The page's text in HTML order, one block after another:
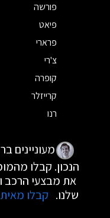
פורשה
פיאט
פרארי
צ'רי
קופרה
קרייזלר
רנו
מעוניינים
הנכון. קבלו
את מבצעי הרכב
שלנו. קבלו